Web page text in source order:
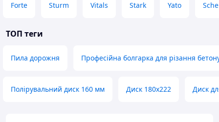
Forte Sturm Vitals Stark Yato
ТОП теги
Пила дорожня Професійна болгарка для різання
Полірувальний диск 160 мм Диск 180х222 Диск